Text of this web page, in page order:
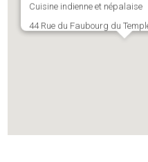
Cuisine indienne et népalaise
44 Rue du Faubourg du